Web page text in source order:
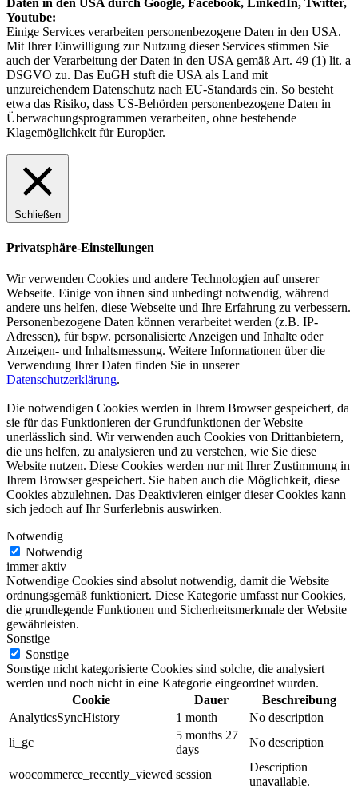
Daten in den USA durch Google, Facebook, LinkedIn, Twitter,
Youtube:
Einige Services verarbeiten personenbezogene Daten in den USA.
Mit Ihrer Einwilligung zur Nutzung dieser Services stimmen Sie
auch der Verarbeitung der Daten in den USA gemäß Art. 49 (1) lit. a
DSGVO zu. Das EuGH stuft die USA als Land mit
unzureichendem Datenschutz nach EU-Standards ein. So besteht
etwa das Risiko, dass US-Behörden personenbezogene Daten in
Überwachungsprogrammen verarbeiten, ohne bestehende
Klagemöglichkeit für Europäer.
Schließen
Privatsphäre-Einstellungen
Wir verwenden Cookies und andere Technologien auf unserer
Webseite. Einige von ihnen sind unbedingt notwendig, während
andere uns helfen, diese Webseite und Ihre Erfahrung zu verbessern.
Personenbezogene Daten können verarbeitet werden (z.B. IP-
Adressen), für bspw. personalisierte Anzeigen und Inhalte oder
Anzeigen- und Inhaltsmessung. Weitere Informationen über die
Verwendung Ihrer Daten finden Sie in unserer
Datenschutzerklärung.
Die notwendigen Cookies werden in Ihrem Browser gespeichert, da
sie für das Funktionieren der Grundfunktionen der Website
unerlässlich sind. Wir verwenden auch Cookies von Drittanbietern,
die uns helfen, zu analysieren und zu verstehen, wie Sie diese
Website nutzen. Diese Cookies werden nur mit Ihrer Zustimmung in
Ihrem Browser gespeichert. Sie haben auch die Möglichkeit, diese
Cookies abzulehnen. Das Deaktivieren einiger dieser Cookies kann
sich jedoch auf Ihr Surferlebnis auswirken.
Notwendig
Notwendig
immer aktiv
Notwendige Cookies sind absolut notwendig, damit die Website
ordnungsgemäß funktioniert. Diese Kategorie umfasst nur Cookies,
die grundlegende Funktionen und Sicherheitsmerkmale der Website
gewährleisten.
Sonstige
Sonstige
Sonstige nicht kategorisierte Cookies sind solche, die analysiert
werden und noch nicht in eine Kategorie eingeordnet wurden.
Cookie
Dauer
Beschreibung
AnalyticsSyncHistory
1 month
No description
li_gc
5 months 27
days
No description
woocommerce_recently_viewed session
Description
unavailable.